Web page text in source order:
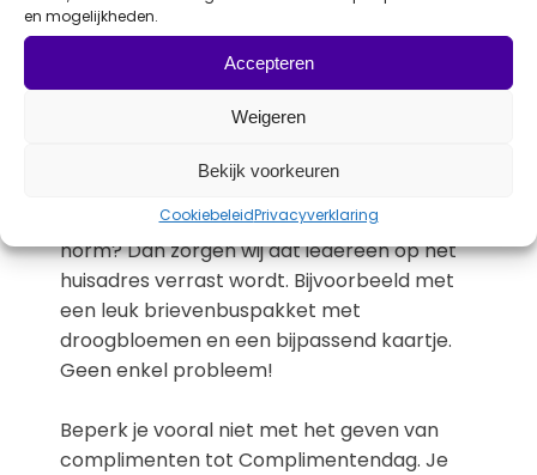
en mogelijkheden.
Accepteren
Weigeren
Bekijk voorkeuren
CookiebeleidPrivacyverklaring
Op 1 maart is de lente in aantocht. Een leuke
lentegeschenk past daarom goed bij
Complimentendag. Bijvoorbeeld zakjes met
relatie blij en de bijtjes blij.
Is thuiswerken in jouw bedrijf inmiddels de
norm? Dan zorgen wij dat iedereen op het
huisadres verrast wordt. Bijvoorbeeld met
een leuk brievenbuspakket met
droogbloemen en een bijpassend kaartje.
Geen enkel probleem!
Beperk je vooral niet met het geven van
complimenten tot Complimentendag. Je